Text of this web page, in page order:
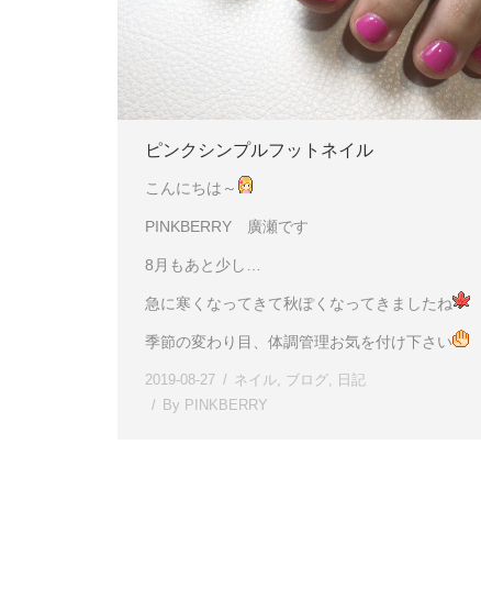
ピンクシンプルフットネイル
こんにちは～
PINKBERRY 廣瀬です
8月もあと少し…
急に寒くなってきて秋ぽくなってきましたね
季節の変わり目、体調管理お気を付け下さい
2019-08-27 ネイル, ブログ, 日記
By PINKBERRY